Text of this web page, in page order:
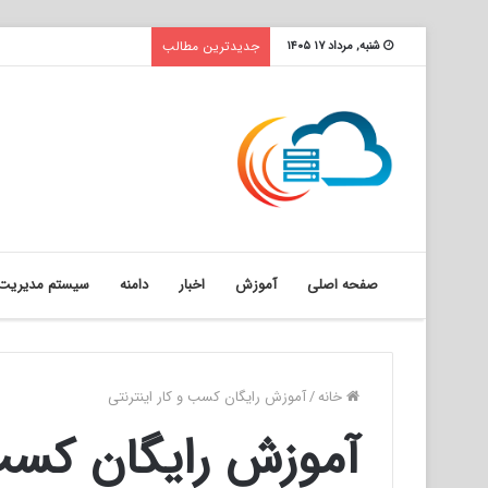
شنبه, مرداد ۱۷ ۱۴۰۵ جدیدترین مطالب
صفحه اصلی آموزش اخبار دامنه سیستم
خانه/آموزش رایگان کسب و کار اینترنتی
آموزش رایگان